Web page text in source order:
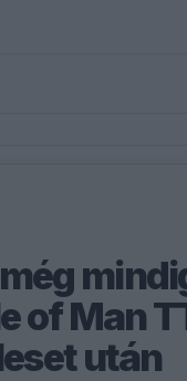
of Man
után